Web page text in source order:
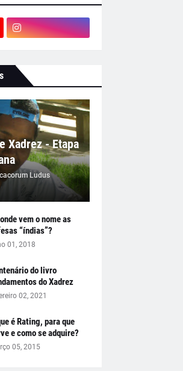
Xadrez - Etapa
Ludus
vem o nome as
“índias”?
01, 2018
do livro
do Xadrez
02, 2021
é Rating, para que
e como se adquire?
05, 2015